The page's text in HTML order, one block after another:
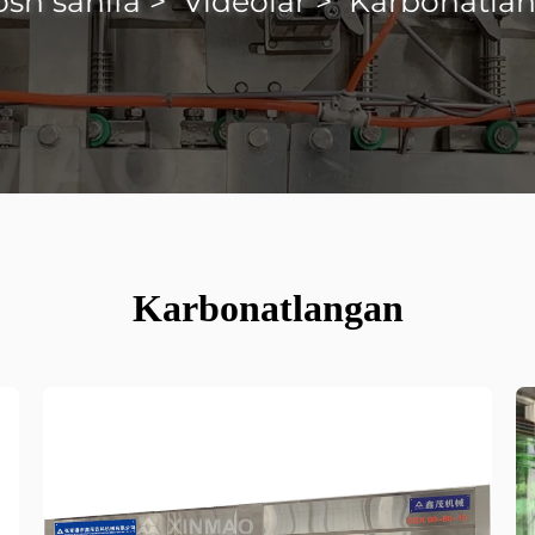
Karbonatlangan